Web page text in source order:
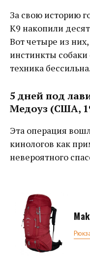
За свою историю
K9 накопили
Вот четыре из
инстинкты
техника бессильна.
5 дней под
Медоуз (США,
Эта операция
кинологов как
невероятного